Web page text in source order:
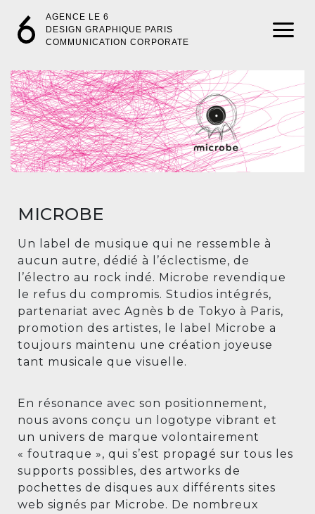
AGENCE LE 6
DESIGN GRAPHIQUE PARIS
COMMUNICATION CORPORATE
MICROBE
Un label de musique qui ne ressemble à
aucun autre, dédié à l’éclectisme, de
l’électro au rock indé. Microbe revendique
le refus du compromis. Studios intégrés,
partenariat avec Agnès b de Tokyo à Paris,
promotion des artistes, le label Microbe a
toujours maintenu une création joyeuse
tant musicale que visuelle.
En résonance avec son positionnement,
nous avons conçu un logotype vibrant et
un univers de marque volontairement
« foutraque », qui s’est propagé sur tous les
supports possibles, des artworks de
pochettes de disques aux différents sites
web signés par Microbe. De nombreux